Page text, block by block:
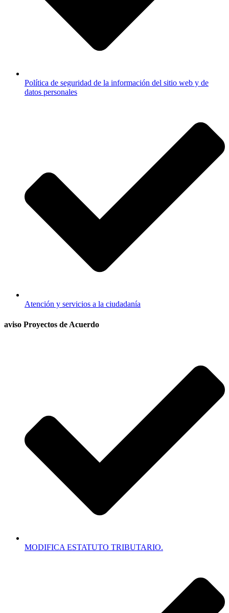
Política de seguridad de la información del sitio web y de
datos personales
Atención y servicios a la ciudadanía
aviso Proyectos de Acuerdo
MODIFICA ESTATUTO TRIBUTARIO.